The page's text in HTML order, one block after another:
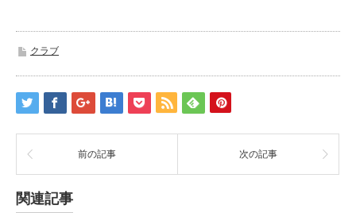
クラブ
前の記事 次の記事
関連記事